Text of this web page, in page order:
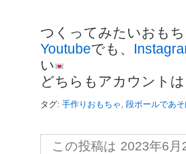
つくってみたいおも
Youtubeでも、
い
どちらもアカウント
タグ: 手作りおもちゃ, 段ボールであ
この投稿は 2023年6